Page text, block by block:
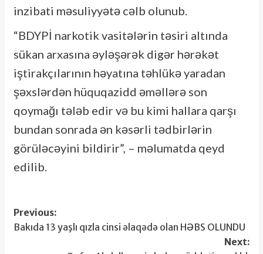
inzibati məsuliyyətə cəlb olunub.
“BDYPİ narkotik vasitələrin təsiri altında
sükan arxasına əyləşərək digər hərəkət
iştirakçılarının həyatına təhlükə yaradan
şəxslərdən hüquqazidd əməllərə son
qoymağı tələb edir və bu kimi hallara qarşı
bundan sonrada ən kəsərli tədbirlərin
görüləcəyini bildirir”, – məlumatda qeyd
edilib.
Post
navigation
Previous:
Bakıda 13 yaşlı qızla cinsi əlaqədə olan HƏBS OLUNDU
Next: